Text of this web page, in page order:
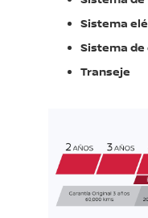
Sistema
Sistema
Transeje